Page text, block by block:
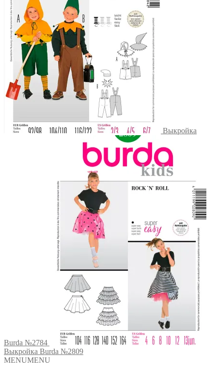
Выкройка
Burda №2784
Выкройка Burda №2809
MENUMENU